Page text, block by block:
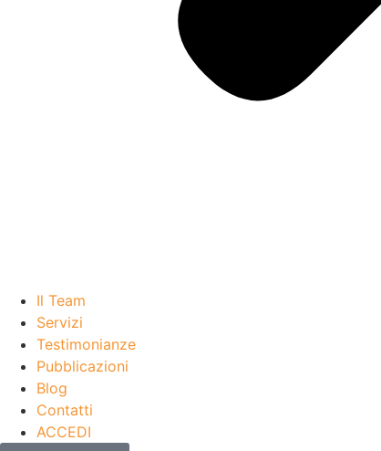
Il Team
Servizi
Testimonianze
Pubblicazioni
Blog
Contatti
ACCEDI